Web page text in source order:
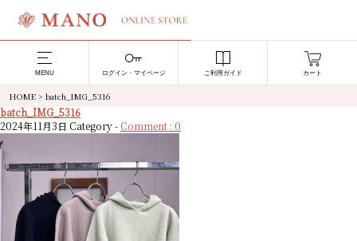
MENU ログイン・マイページ ご利用ガイド カート
HOME > batch_IMG_5316
batch_IMG_5316
2024年11月3日 Category - Comment : 0